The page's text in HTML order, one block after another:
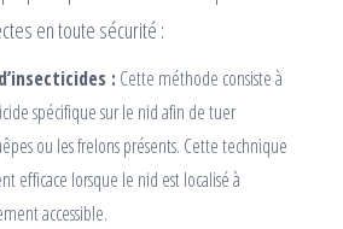
en toute sécurité :
: Cette méthode consiste à
spécifique sur le nid afin de tuer
ou les frelons présents. Cette technique
efficace lorsque le nid est localisé à
accessible.